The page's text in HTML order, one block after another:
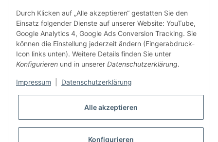
Durch Klicken auf „Alle akzeptieren“ gestatten Sie den
Einsatz folgender Dienste auf unserer Website: YouTube,
Google Analytics 4, Google Ads Conversion Tracking. Sie
können die Einstellung jederzeit ändern (Fingerabdruck-
Icon links unten). Weitere Details finden Sie unter
Konfigurieren und in unserer Datenschutzerklärung.
Impressum Datenschutzerklärung
Alle akzeptieren
Konfigurieren
Weiße Rebsorten
Rote Rebsorten